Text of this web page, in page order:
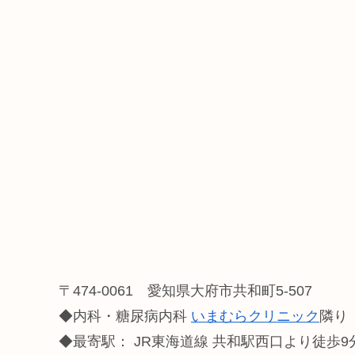
〒474-0061 愛知県大府市共和町5-507
◆内科・糖尿病内科 いまむらクリニック 隣り
◆最寄駅： JR東海道線 共和駅西口より徒歩9